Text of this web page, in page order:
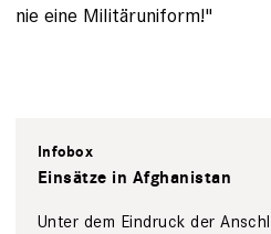
nie eine Militäruniform!"
Infobox
Einsätze in Afghanistan
Unter dem Eindruck der